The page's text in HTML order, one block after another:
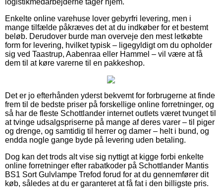
Enkelte online varehuse lover gebyrfri levering, men i
mange tilfælde påkræves det at du indkøber for et bestemt
beløb. Derudover burde man overveje den mest letkøbte
form for levering, hvilket typisk – ligegyldigt om du opholder
sig ved Taastrup, Aabenraa eller Hammel – vil være at få
dem til at køre varerne til en pakkeshop.
Det er jo efterhånden yderst bekvemt for forbrugerne at finde
frem til de bedste priser på forskellige online forretninger, og
så har de fleste Schottlander internet outlets været tvunget til
at tvinge udsalgspriserne på mange af deres varer – til piger
og drenge, og samtidig til herrer og damer – helt i bund, og
endda nogle gange byde på levering uden betaling.
Dog kan det trods alt vise sig nyttigt at kigge forbi enkelte
online forretninger efter rabatkoder på Schottlander Mantis
BS1 Sort Gulvlampe Trefod forud for at du gennemfører dit
køb, således at du er garanteret at få fat i den billigste pris.